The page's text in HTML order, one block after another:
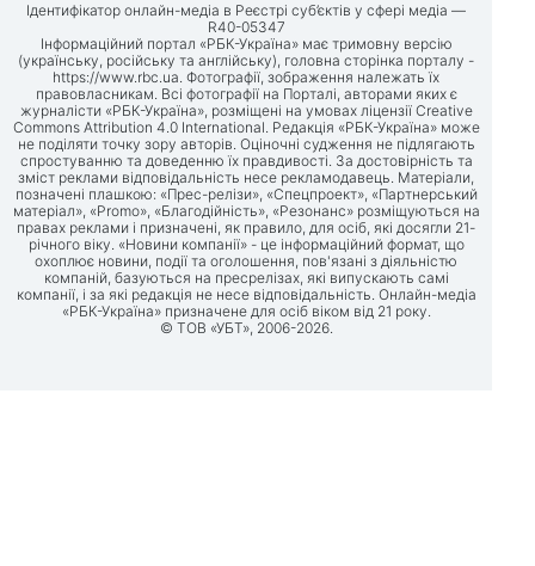
Ідентифікатор онлайн-медіа в Реєстрі суб’єктів у сфері медіа —
R40-05347
Інформаційний портал «РБК-Україна» має тримовну версію
(українську, російську та англійську), головна сторінка порталу -
https://www.rbc.ua. Фотографії, зображення належать їх
правовласникам. Всі фотографії на Порталі, авторами яких є
журналісти «РБК-Україна», розміщені на умовах ліцензії Creative
Commons Attribution 4.0 International. Редакція «РБК-Україна» може
не поділяти точку зору авторів. Оціночні судження не підлягають
спростуванню та доведенню їх правдивості. За достовірність та
зміст реклами відповідальність несе рекламодавець. Матеріали,
позначені плашкою: «Прес-релізи», «Спецпроект», «Партнерський
матеріал», «Promo», «Благодійність», «Резонанс» розміщуються на
правах реклами і призначені, як правило, для осіб, які досягли 21-
річного віку. «Новини компанії» - це інформаційний формат, що
охоплює новини, події та оголошення, пов'язані з діяльністю
компаній, базуються на пресрелізах, які випускають самі
компанії, і за які редакція не несе відповідальність. Онлайн-медіа
«РБК-Україна» призначене для осіб віком від 21 року.
© ТОВ «УБТ», 2006-2026.